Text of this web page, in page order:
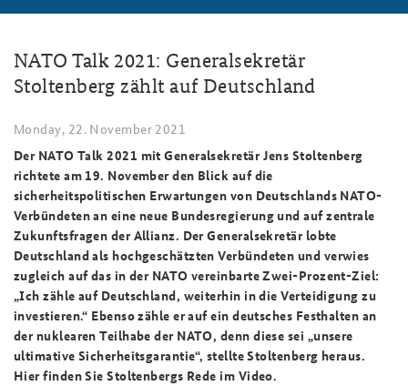
Partners
Young Leaders in Security Policy
Directions
German Forum on Security Policy
Public Events
Further Events
NATO Talk 2021: Generalsekretär
Stoltenberg zählt auf Deutschland
Monday, 22. November 2021
Der NATO Talk 2021 mit Generalsekretär Jens Stoltenberg
richtete am 19. November den Blick auf die
sicherheitspolitischen Erwartungen von Deutschlands NATO-
Verbündeten an eine neue Bundesregierung und auf zentrale
Zukunftsfragen der Allianz. Der Generalsekretär lobte
Deutschland als hochgeschätzten Verbündeten und verwies
zugleich auf das in der NATO vereinbarte Zwei-Prozent-Ziel:
„Ich zähle auf Deutschland, weiterhin in die Verteidigung zu
investieren.“ Ebenso zähle er auf ein deutsches Festhalten an
der nuklearen Teilhabe der NATO, denn diese sei „unsere
ultimative Sicherheitsgarantie“, stellte Stoltenberg heraus.
Hier finden Sie Stoltenbergs Rede im Video.